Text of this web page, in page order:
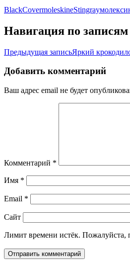
BlackCovermoleskineStingray
Навигация по записям
Предыдущая записьЯркий
Добавить комментарий
Ваш адрес email не будет
Комментарий *
Имя *
Email *
Сайт
Лимит времени истёк. Пожалуйста,